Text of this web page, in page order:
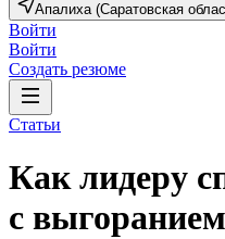
Апалиха (Саратовская
Войти
Войти
Создать резюме
Статьи
Как лидеру
с